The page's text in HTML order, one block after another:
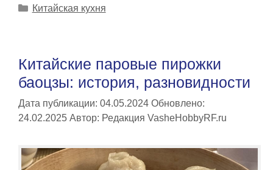
Рубрики
Китайская кухня
Китайские паровые пирожки
баоцзы: история, разновидности
Дата публикации: 04.05.2024 Обновлено:
24.02.2025 Автор: Редакция VasheHobbyRF.ru